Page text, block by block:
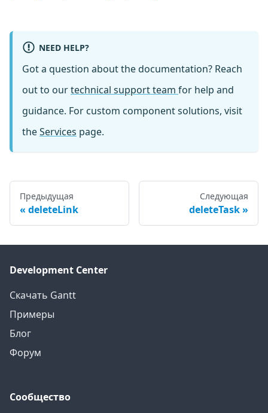
NEED HELP?
Got a question about the documentation? Reach
out to ourtechnical support team for help and
guidance. For custom component solutions, visit
theServices page.
Предыдущая
deleteLink
Следующая
deleteTask
Development Center
Скачать Gantt
Примеры
Блог
Форум
Сообщество